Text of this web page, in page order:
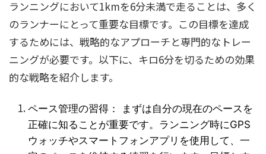
ランニングにおいて1kmを6分未満で走ることは、多く
のランナーにとって重要な目標です。この目標を達成
するためには、戦略的なアプローチと専門的なトレー
ニングが必要です。以下に、キロ6分を切るための効果
的な戦略を紹介します。
ペース管理の習得： まずは自分の現在のペースを
正確に知ることが重要です。ランニング時にGPS
ウォッチやスマートフォンアプリを使用して、一